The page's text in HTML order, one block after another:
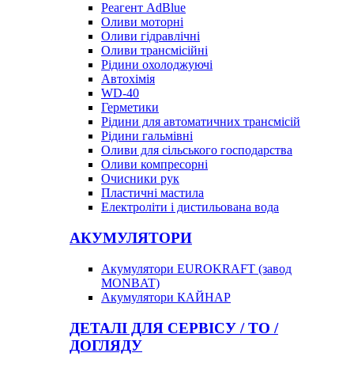
Реагент AdBlue
Оливи моторні
Оливи гідравлічні
Оливи трансмісійні
Рідини охолоджуючі
Автохімія
WD-40
Герметики
Рідини для автоматичних трансмісій
Рідини гальмівні
Оливи для сільського господарства
Оливи компресорні
Очисники рук
Пластичні мастила
Електроліти і дистильована вода
АКУМУЛЯТОРИ
Акумулятори EUROKRAFT (завод
MONBAT)
Акумулятори КАЙНАР
ДЕТАЛІ ДЛЯ СЕРВІСУ / ТО /
ДОГЛЯДУ